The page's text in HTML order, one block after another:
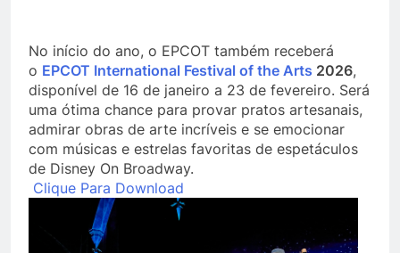
No início do ano, o EPCOT também receberá
o EPCOT International Festival of the Arts 2026,
disponível de 16 de janeiro a 23 de fevereiro. Será
uma ótima chance para provar pratos artesanais,
admirar obras de arte incríveis e se emocionar
com músicas e estrelas favoritas de espetáculos
de Disney On Broadway.
Clique Para Download